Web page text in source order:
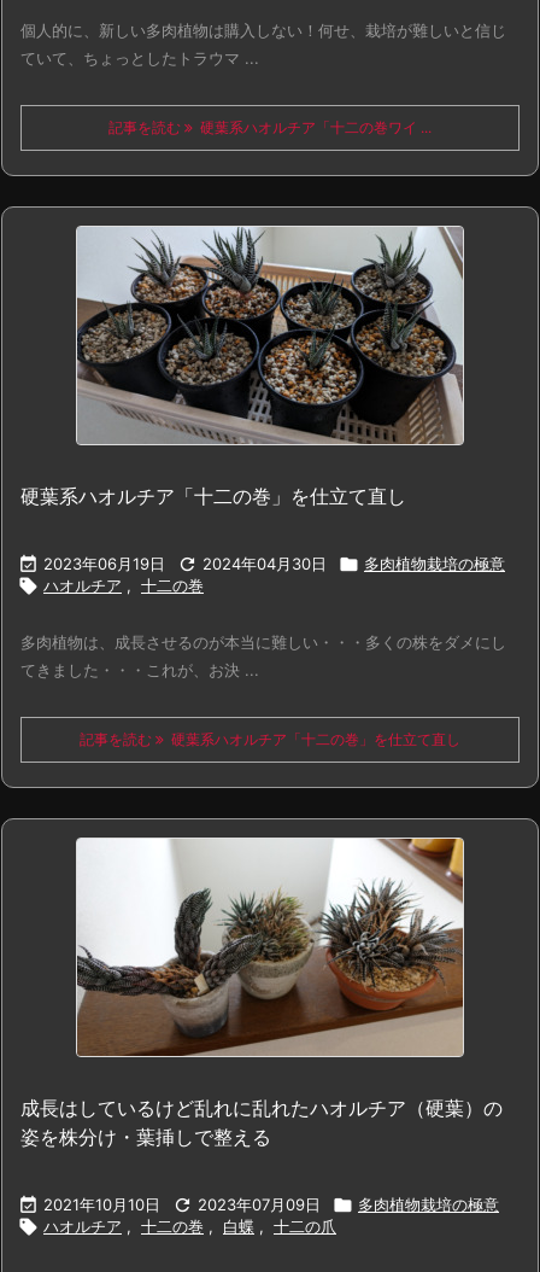
個人的に、新しい多肉植物は購入しない！何せ、栽培が難しいと信じ
ていて、ちょっとしたトラウマ ...
記事を読む 硬葉系ハオルチア「十二の巻ワイ ...
硬葉系ハオルチア「十二の巻」を仕立て直し
 2023年06月19日  2024年04月30日  多肉植物栽培の極意
 ハオルチア , 十二の巻
多肉植物は、成長させるのが本当に難しい・・・多くの株をダメにし
てきました・・・これが、お決 ...
記事を読む 硬葉系ハオルチア「十二の巻」を仕立て直し
成長はしているけど乱れに乱れたハオルチア（硬葉）の
姿を株分け・葉挿しで整える
 2021年10月10日  2023年07月09日  多肉植物栽培の極意
 ハオルチア , 十二の巻 , 白蝶 , 十二の爪